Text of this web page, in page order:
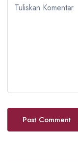
Tuliskan Komentar
Post Comment